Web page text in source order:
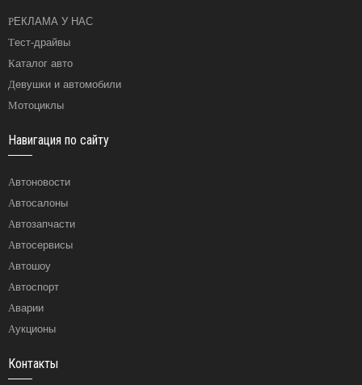
РЕКЛАМА У НАС
Тест-драйвы
Каталог авто
Девушки и автомобили
Мотоциклы
Навигация по сайту
Автоновости
Автосалоны
Автозапчасти
Автосервисы
Автошоу
Автоспорт
Аварии
Аукционы
Контакты